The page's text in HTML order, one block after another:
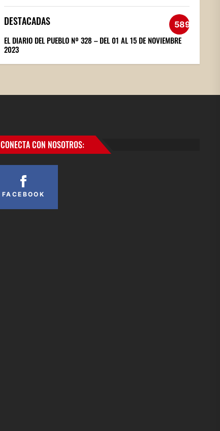
DESTACADAS 589
EL DIARIO DEL PUEBLO Nº 328 – DEL 01 AL 15 DE NOVIEMBRE
2023
CONECTA CON NOSOTROS:
FACEBOOK